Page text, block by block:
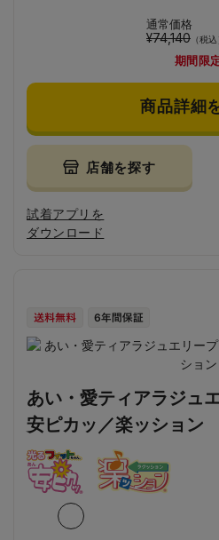
通常価格
¥74,140 （税込
期間限
商品詳細
店舗を探す
試着アプリを
ダウンロード
あい・愛ティアラジュ
安ピカッ／楽ッション